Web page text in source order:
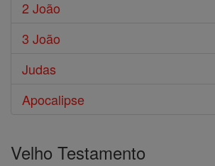
2 João
3 João
Judas
Apocalipse
Velho Testamento